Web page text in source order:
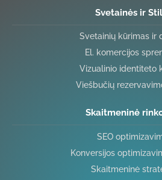
Svetainės ir
Svetainių kūrimas ir
El. komercijos
Vizualinio identiteto
Viešbučių
Skaitmeninė
SEO
Konversijos
Skaitmeninė